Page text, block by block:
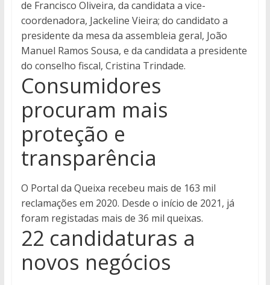
de Francisco Oliveira, da candidata a vice-
coordenadora, Jackeline Vieira; do candidato a
presidente da mesa da assembleia geral, João
Manuel Ramos Sousa, e da candidata a presidente
do conselho fiscal, Cristina Trindade.
Consumidores
procuram mais
proteção e
transparência
O Portal da Queixa recebeu mais de 163 mil
reclamações em 2020. Desde o início de 2021, já
foram registadas mais de 36 mil queixas.
22 candidaturas a
novos negócios